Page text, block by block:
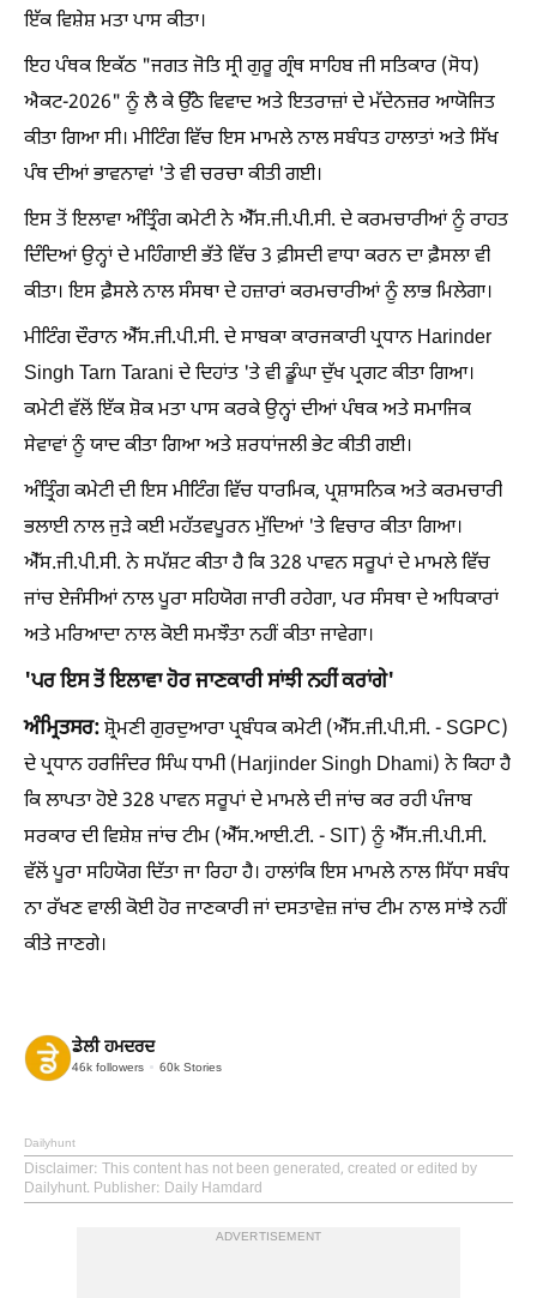
ਇੱਕ ਵਿਸ਼ੇਸ਼ ਮਤਾ ਪਾਸ ਕੀਤਾ।
ਇਹ ਪੰਥਕ ਇਕੱਠ "ਜਗਤ ਜੋਤਿ ਸ੍ਰੀ ਗੁਰੂ ਗ੍ਰੰਥ ਸਾਹਿਬ ਜੀ ਸਤਿਕਾਰ (ਸੋਧ)
ਐਕਟ-2026" ਨੂੰ ਲੈ ਕੇ ਉੱਠੇ ਵਿਵਾਦ ਅਤੇ ਇਤਰਾਜ਼ਾਂ ਦੇ ਮੱਦੇਨਜ਼ਰ ਆਯੋਜਿਤ
ਕੀਤਾ ਗਿਆ ਸੀ। ਮੀਟਿੰਗ ਵਿੱਚ ਇਸ ਮਾਮਲੇ ਨਾਲ ਸਬੰਧਤ ਹਾਲਾਤਾਂ ਅਤੇ ਸਿੱਖ
ਪੰਥ ਦੀਆਂ ਭਾਵਨਾਵਾਂ 'ਤੇ ਵੀ ਚਰਚਾ ਕੀਤੀ ਗਈ।
ਇਸ ਤੋਂ ਇਲਾਵਾ ਅੰਤ੍ਰਿੰਗ ਕਮੇਟੀ ਨੇ ਐੱਸ.ਜੀ.ਪੀ.ਸੀ. ਦੇ ਕਰਮਚਾਰੀਆਂ ਨੂੰ ਰਾਹਤ
ਦਿੰਦਿਆਂ ਉਨ੍ਹਾਂ ਦੇ ਮਹਿੰਗਾਈ ਭੱਤੇ ਵਿੱਚ 3 ਫ਼ੀਸਦੀ ਵਾਧਾ ਕਰਨ ਦਾ ਫ਼ੈਸਲਾ ਵੀ
ਕੀਤਾ। ਇਸ ਫ਼ੈਸਲੇ ਨਾਲ ਸੰਸਥਾ ਦੇ ਹਜ਼ਾਰਾਂ ਕਰਮਚਾਰੀਆਂ ਨੂੰ ਲਾਭ ਮਿਲੇਗਾ।
ਮੀਟਿੰਗ ਦੌਰਾਨ ਐੱਸ.ਜੀ.ਪੀ.ਸੀ. ਦੇ ਸਾਬਕਾ ਕਾਰਜਕਾਰੀ ਪ੍ਰਧਾਨ Harinder
Singh Tarn Tarani ਦੇ ਦਿਹਾਂਤ 'ਤੇ ਵੀ ਡੂੰਘਾ ਦੁੱਖ ਪ੍ਰਗਟ ਕੀਤਾ ਗਿਆ।
ਕਮੇਟੀ ਵੱਲੋਂ ਇੱਕ ਸ਼ੋਕ ਮਤਾ ਪਾਸ ਕਰਕੇ ਉਨ੍ਹਾਂ ਦੀਆਂ ਪੰਥਕ ਅਤੇ ਸਮਾਜਿਕ
ਸੇਵਾਵਾਂ ਨੂੰ ਯਾਦ ਕੀਤਾ ਗਿਆ ਅਤੇ ਸ਼ਰਧਾਂਜਲੀ ਭੇਟ ਕੀਤੀ ਗਈ।
ਅੰਤ੍ਰਿੰਗ ਕਮੇਟੀ ਦੀ ਇਸ ਮੀਟਿੰਗ ਵਿੱਚ ਧਾਰਮਿਕ, ਪ੍ਰਸ਼ਾਸਨਿਕ ਅਤੇ ਕਰਮਚਾਰੀ
ਭਲਾਈ ਨਾਲ ਜੁੜੇ ਕਈ ਮਹੱਤਵਪੂਰਨ ਮੁੱਦਿਆਂ 'ਤੇ ਵਿਚਾਰ ਕੀਤਾ ਗਿਆ।
ਐੱਸ.ਜੀ.ਪੀ.ਸੀ. ਨੇ ਸਪੱਸ਼ਟ ਕੀਤਾ ਹੈ ਕਿ 328 ਪਾਵਨ ਸਰੂਪਾਂ ਦੇ ਮਾਮਲੇ ਵਿੱਚ
ਜਾਂਚ ਏਜੰਸੀਆਂ ਨਾਲ ਪੂਰਾ ਸਹਿਯੋਗ ਜਾਰੀ ਰਹੇਗਾ, ਪਰ ਸੰਸਥਾ ਦੇ ਅਧਿਕਾਰਾਂ
ਅਤੇ ਮਰਿਆਦਾ ਨਾਲ ਕੋਈ ਸਮਝੌਤਾ ਨਹੀਂ ਕੀਤਾ ਜਾਵੇਗਾ।
'ਪਰ ਇਸ ਤੋਂ ਇਲਾਵਾ ਹੋਰ ਜਾਣਕਾਰੀ ਸਾਂਝੀ ਨਹੀਂ ਕਰਾਂਗੇ'
ਅੰਮ੍ਰਿਤਸਰ:ਸ਼੍ਰੋਮਣੀ ਗੁਰਦੁਆਰਾ ਪ੍ਰਬੰਧਕ ਕਮੇਟੀ (ਐੱਸ.ਜੀ.ਪੀ.ਸੀ. - SGPC)
ਦੇ ਪ੍ਰਧਾਨ ਹਰਜਿੰਦਰ ਸਿੰਘ ਧਾਮੀ (Harjinder Singh Dhami) ਨੇ ਕਿਹਾ ਹੈ
ਕਿ ਲਾਪਤਾ ਹੋਏ 328 ਪਾਵਨ ਸਰੂਪਾਂ ਦੇ ਮਾਮਲੇ ਦੀ ਜਾਂਚ ਕਰ ਰਹੀ ਪੰਜਾਬ
ਸਰਕਾਰ ਦੀ ਵਿਸ਼ੇਸ਼ ਜਾਂਚ ਟੀਮ (ਐੱਸ.ਆਈ.ਟੀ. - SIT) ਨੂੰ ਐੱਸ.ਜੀ.ਪੀ.ਸੀ.
ਵੱਲੋਂ ਪੂਰਾ ਸਹਿਯੋਗ ਦਿੱਤਾ ਜਾ ਰਿਹਾ ਹੈ। ਹਾਲਾਂਕਿ ਇਸ ਮਾਮਲੇ ਨਾਲ ਸਿੱਧਾ ਸਬੰਧ
ਨਾ ਰੱਖਣ ਵਾਲੀ ਕੋਈ ਹੋਰ ਜਾਣਕਾਰੀ ਜਾਂ ਦਸਤਾਵੇਜ਼ ਜਾਂਚ ਟੀਮ ਨਾਲ ਸਾਂਝੇ ਨਹੀਂ
ਕੀਤੇ ਜਾਣਗੇ।
ਡੇਲੀ ਹਮਦਰਦ
46k followers 60k Stories
Dailyhunt
Disclaimer: This content has not been generated, created or edited by
Dailyhunt. Publisher: Daily Hamdard
ADVERTISEMENT